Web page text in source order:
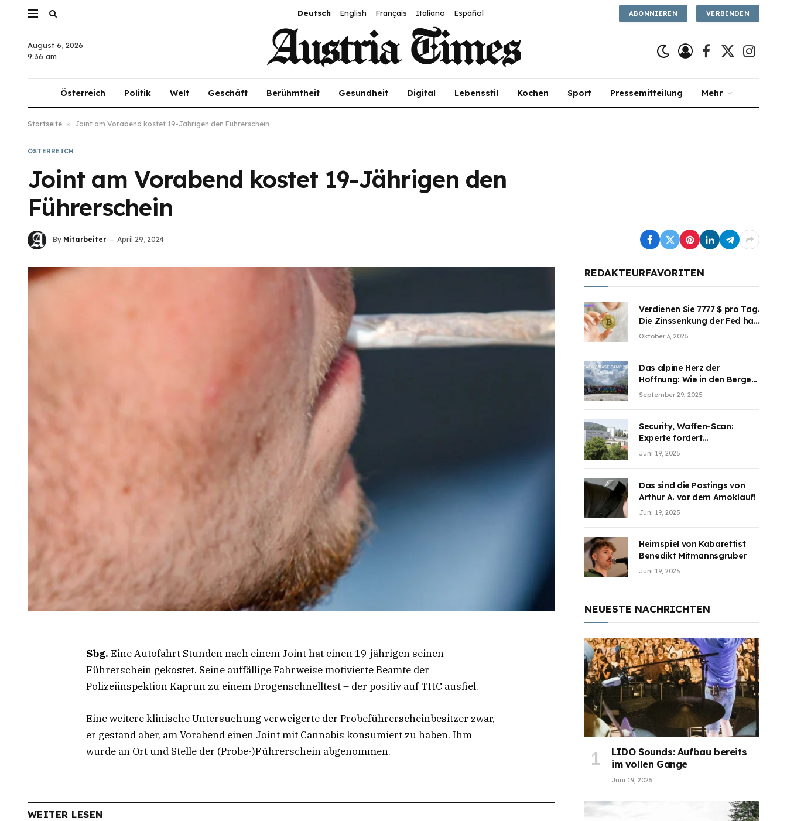
Deutsch English Français Italiano Español ABONNIEREN VERBINDEN
August 6, 2026
9:36 am
Facebook
X
Österreich Politik Welt Geschäft Berühmtheit Gesundheit Digital Lebensstil Kochen Sport Pressemitteilung Mehr
Startseite » Joint am Vorabend kostet 19-Jährigen den Führerschein
ÖSTERREICH
Joint am Vorabend kostet 19-Jährigen den
Führerschein
By Mitarbeiter April 29, 2024
Sbg. Eine Autofahrt Stunden nach einem Joint hat einen 19-jährigen seinen
Führerschein gekostet. Seine auffällige Fahrweise motivierte Beamte der
Polizeiinspektion Kaprun zu einem Drogenschnelltest – der positiv auf THC ausfiel.
Eine weitere klinische Untersuchung verweigerte der Probeführerscheinbesitzer zwar,
er gestand aber, am Vorabend einen Joint mit Cannabis konsumiert zu haben. Ihm
wurde an Ort und Stelle der (Probe-)Führerschein abgenommen.
WEITER LESEN
REDAKTEURFAVORITEN
Verdienen Sie 7777 $ pro Tag.
Die Zinssenkung der Fed hat
die Aufmerksamkeit des
teilzuhaben
Oktober 3, 2025
Das alpine Herz der
Hoffnung: Wie in den Bergen
Österreichs die unsichtbaren
September 29, 2025
Security, Waffen-Scan:
Experte fordert
Sicherheitsdiskussion an
Juni 19, 2025
Das sind die Postings von
Arthur A. vor dem Amoklauf!
Juni 19, 2025
Heimspiel von Kabarettist
Benedikt Mitmannsgruber
Juni 19, 2025
NEUESTE NACHRICHTEN
LIDO Sounds: Aufbau bereits
im vollen Gange
Juni 19, 2025